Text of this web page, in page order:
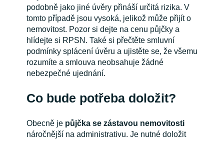
podobně jako jiné úvěry přináší určitá rizika. V
tomto případě jsou vysoká, jelikož může přijít o
nemovitost. Pozor si dejte na cenu půjčky a
hlídejte si RPSN. Také si přečtěte smluvní
podmínky splácení úvěru a ujistěte se, že všemu
rozumíte a smlouva neobsahuje žádné
nebezpečné ujednání.
Co bude potřeba doložit?
Obecně je půjčka se zástavou nemovitosti
náročnější na administrativu. Je nutné doložit